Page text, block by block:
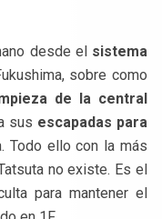
desde elsistema
sobre como
de la central
sus escapadas para
Todo ello con la más
no existe. Es el
para mantener el